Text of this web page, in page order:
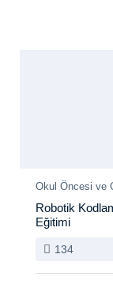
Okul Öncesi ve
Robotik
Eğitimi
134